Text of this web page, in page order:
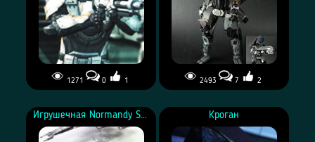
1271 0 1 2493 7 2
Игрушечная Normandy SR2 Кроган